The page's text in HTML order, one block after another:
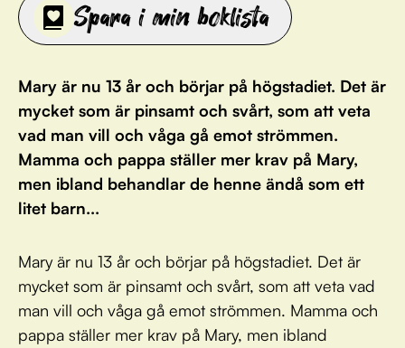
Spara i min boklista
Mary är nu 13 år och börjar på högstadiet. Det är
mycket som är pinsamt och svårt, som att veta
vad man vill och våga gå emot strömmen.
Mamma och pappa ställer mer krav på Mary,
men ibland behandlar de henne ändå som ett
litet barn...
Mary är nu 13 år och börjar på högstadiet. Det är
mycket som är pinsamt och svårt, som att veta vad
man vill och våga gå emot strömmen. Mamma och
pappa ställer mer krav på Mary, men ibland